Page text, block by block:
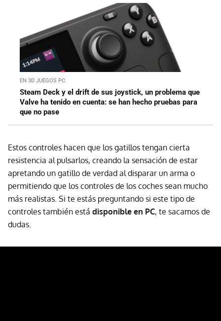
EN 3D JUEGOS PC
Steam Deck y el drift de sus joystick, un problema que
Valve ha tenido en cuenta: se han hecho pruebas para
que no pase
Estos controles hacen que los gatillos tengan cierta
resistencia al pulsarlos, creando la sensación de estar
apretando un gatillo de verdad al disparar un arma o
permitiendo que los controles de los coches sean mucho
más realistas. Si te estás preguntando si este tipo de
controles también está disponible en PC, te sacamos de
dudas.